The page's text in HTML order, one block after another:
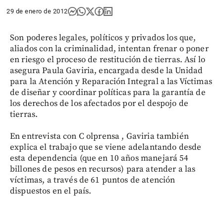
29 de enero de 2012
Son poderes legales, políticos y privados los que,
aliados con la criminalidad, intentan frenar o poner
en riesgo el proceso de restitución de tierras. Así lo
asegura Paula Gaviria, encargada desde la Unidad
para la Atención y Reparación Integral a las Víctimas
de diseñar y coordinar políticas para la garantía de
los derechos de los afectados por el despojo de
tierras.
En entrevista con C olprensa , Gaviria también
explica el trabajo que se viene adelantando desde
esta dependencia (que en 10 años manejará 54
billones de pesos en recursos) para atender a las
víctimas, a través de 61 puntos de atención
dispuestos en el país.